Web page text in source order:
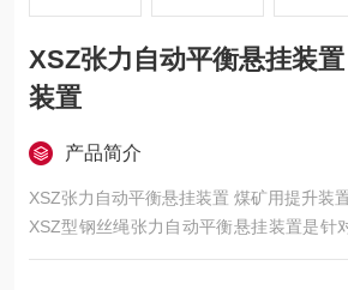
XSZ张力自动平衡悬挂装
装置
产品简介
XSZ张力自动平衡悬挂装置 煤矿用提升装
XSZ型钢丝绳张力自动平衡悬挂装置是针
式和液压垫块调绳器存在的不能自动调整